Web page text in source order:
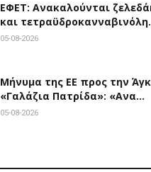
ΕΦΕΤ: Ανακαλούνται
και
05-08-2026
Μήνυμα της ΕΕ προς την
«Γαλάζια Πατρίδα»: «Ανα…
05-08-2026